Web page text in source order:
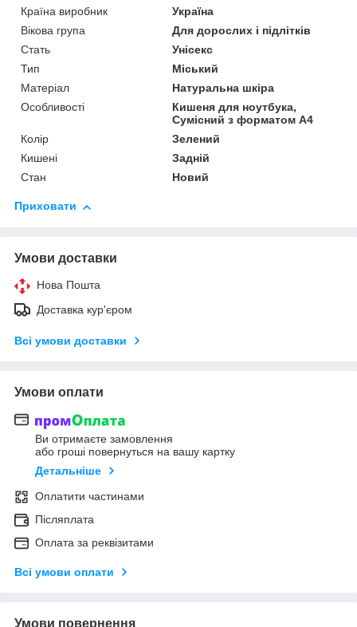
Країна виробник
Україна
Вікова група
Для дорослих і підлітків
Стать
Унісекс
Тип
Міський
Матеріал
Натуральна шкіра
Особливості
Кишеня для ноутбука,
Сумісний з форматом А4
Колір
Зелений
Кишені
Задній
Стан
Новий
Приховати
Умови доставки
Нова Пошта
Доставка кур'єром
Всі умови доставки
Умови оплати
Ви отримаєте замовлення
або гроші повернуться на вашу картку
Детальніше
Оплатити частинами
Післяплата
Оплата за реквізитами
Всі умови оплати
Умови повернення